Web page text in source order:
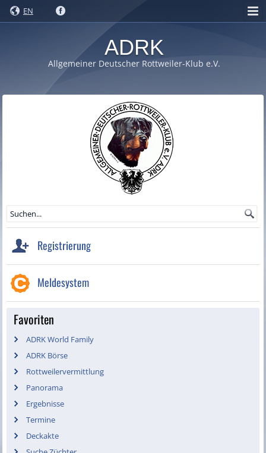
EN
ADRK
Allgemeiner Deutscher Rottweiler-Klub e.V.
Registrierung
Meldesystem
Favoriten
ADRK World Family
ADRK Börse
Rottweilervermittlung
Panorama
Ergebnisse
Termine
Deckakte